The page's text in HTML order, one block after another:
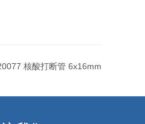
核酸打断管 6x16mm